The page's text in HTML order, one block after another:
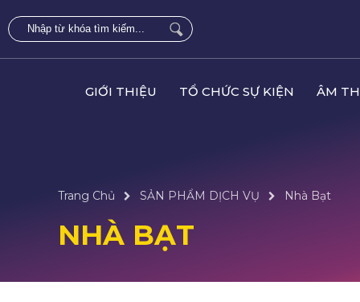
GIỚI THIỆU TỔ CHỨC SỰ KIỆN ÂM
Trang Chủ SẢN PHẨM DỊCH VỤ Nhà Bạt
NHÀ BẠT